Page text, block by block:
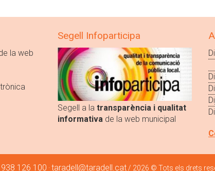
la web
Segell Infoparticipa
Segell a la transparència i qualitat
informativa de la web municipal
126 100 ·taradell@taradell.cat / 2026 © Tots els drets